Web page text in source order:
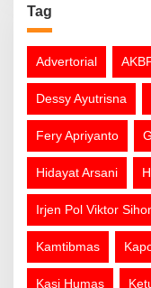
Tag
Advertorial
Dessy Ayutrisna
Fery Apriyanto
Hidayat Arsani
Irjen Pol Viktor
Kamtibmas
Kasi Humas